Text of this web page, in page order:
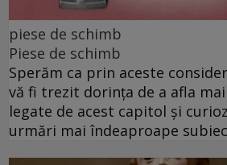
piese de schimb
Piese de schimb
Sperăm ca prin aceste
vă fi trezit dorința de a afla
legate de acest capitol și
urmări mai îndeaproape